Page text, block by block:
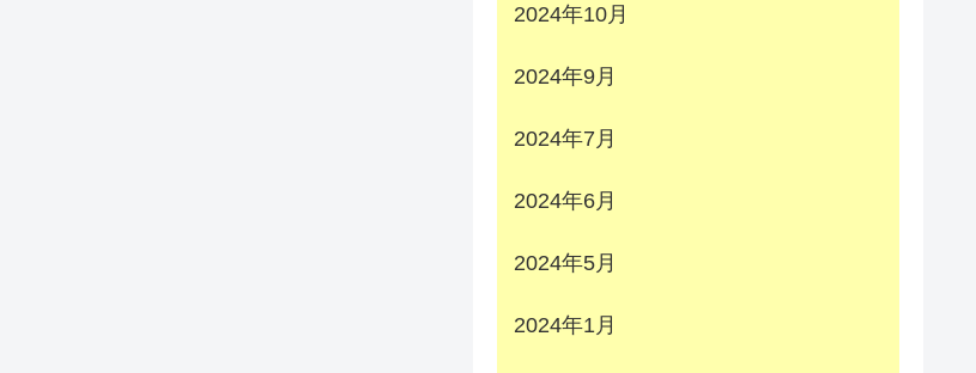
2024年10月
2024年9月
2024年7月
2024年6月
2024年5月
2024年1月